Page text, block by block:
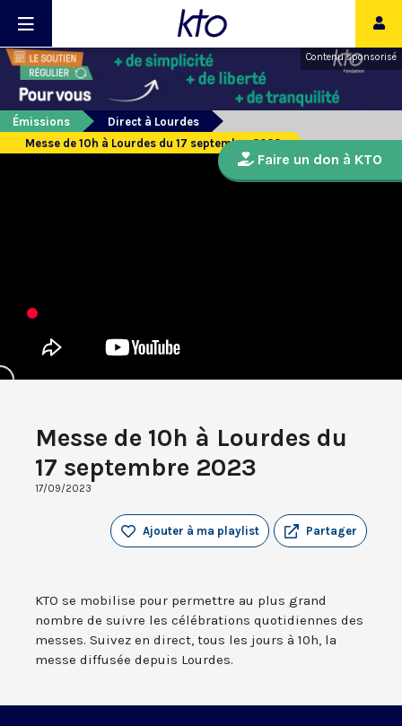
Contenu sponsorisé
Émissions
Direct à Lourdes
Messe de 10h à Lourdes du 17 septembre 2023
Messe de 10h à Lourdes du
17 septembre 2023
17/09/2023
Partager
Ajouter à ma playlist
KTO se mobilise pour permettre au plus grand
nombre de suivre les célébrations quotidiennes des
messes. Suivez en direct, tous les jours à 10h, la
messe diffusée depuis Lourdes.
Faire un don à KTO